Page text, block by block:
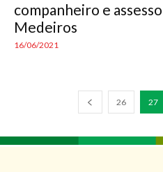
companheiro e
Medeiros
16/06/2021
26 27